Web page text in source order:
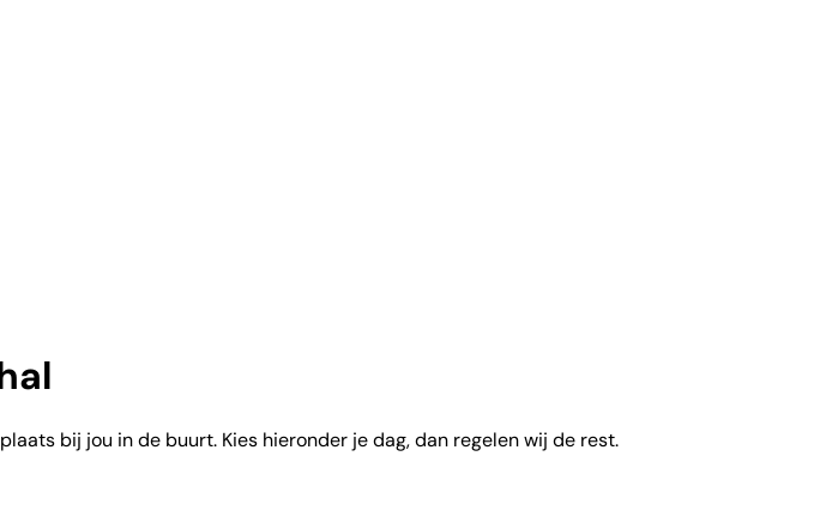
bij jou in de buurt. Kies hieronder je dag, dan regelen wij de rest.